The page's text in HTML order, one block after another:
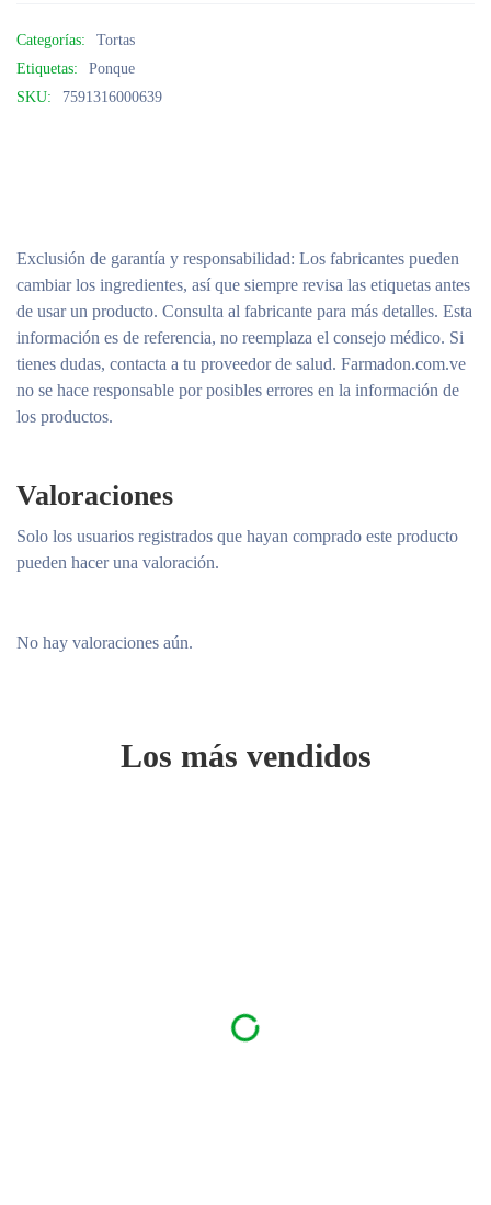
Categorías:
Tortas
Etiquetas:
Ponque
SKU:
7591316000639
Exclusión de garantía y responsabilidad: Los fabricantes pueden
cambiar los ingredientes, así que siempre revisa las etiquetas antes
de usar un producto. Consulta al fabricante para más detalles. Esta
información es de referencia, no reemplaza el consejo médico. Si
tienes dudas, contacta a tu proveedor de salud. Farmadon.com.ve
no se hace responsable por posibles errores en la información de
los productos.
Valoraciones
No hay valoraciones aún.
Solo los usuarios registrados que hayan comprado este producto
pueden hacer una valoración.
Los más vendidos